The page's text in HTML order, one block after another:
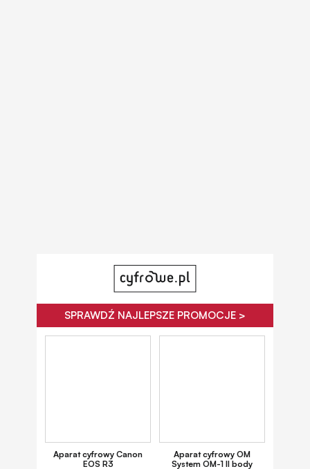
SPRAWDŹ NAJLEPSZE PROMOCJE >
Aparat cyfrowy Canon
EOS R3
Aparat cyfrowy OM
System OM-1 II body